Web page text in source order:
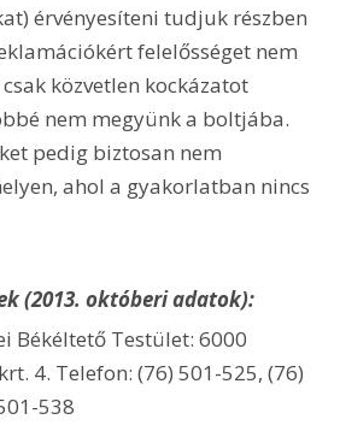
érvényesíteni tudjuk részben
felelősséget nem
közvetlen kockázatot
nem megyünk a boltjába.
pedig biztosan nem
ahol a gyakorlatban nincs
(2013. októberi adatok):
Békéltető Testület: 6000
4. Telefon: (76) 501-525, (76)
538